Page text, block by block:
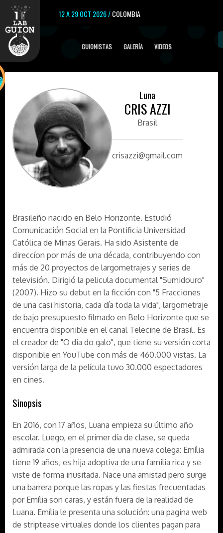
12 A 29 OCT 2026 /COLOMBIA
GUIONISTAS GALERÍA VIDEOS
Luna
CRIS AZZI
Brasil
crisazzi@gmail.com
Brasileño nacido en Belo Horizonte. Estudió
Comunicación Social en la Pontificia Universidad
Católica de Minas Gerais. Ha sido Asistente de
direccíon por más de una década, contribuyendo con
más de 20 proyectos de largometrajes y series de
televisión. Dirigió la pelicula documental "Sumidouro"
(2007). Hizo su debut en la ficción con "5 Fracciones
de una casi historia, cada día toda la vida", largometraje
de bajo presupuesto filmado en Belo Horizonte que se
encuentra disponible en el canal Telecine de Brasil. Es
el creador de "O dia do galo", que tiene su versión corta
disponible en YouTube con más de 460.000 vistas. La
versión larga de la película tuvo 30.000 espectadores
en cines.
Sinopsis
En 2016, con 17 años, Luana empieza su último año
escolar. Luego, en el primer día de clase, se queda
admirada con la presencia de una nueva colega: Emília
tiene 19 años, es hija adoptiva de una familia rica y se
viste de forma inusitada. Nace una amistad pero surge
una barrera porque las ropas y las fiestas frecuentadas
por Emília son caras, y están fuera de la realidad de
Luana. Emília le presenta una solución: una pagina web
de striptease virtuales donde los clientes pagan para